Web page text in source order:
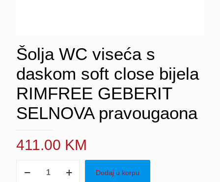
Šolja WC viseća s
daskom soft close bijela
RIMFREE GEBERIT
SELNOVA pravougaona
411.00 KM
WC
Dodaj u korpu